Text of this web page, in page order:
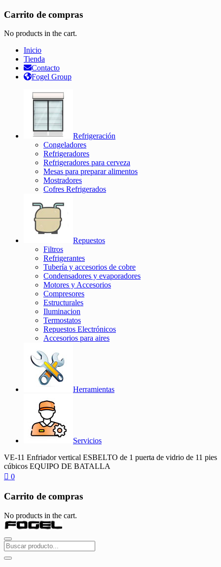
Carrito de compras
No products in the cart.
Inicio
Tienda
Contacto
Fogel Group
Refrigeración
Congeladores
Refrigeradores
Refrigeradores para cerveza
Mesas para preparar alimentos
Mostradores
Cofres Refrigerados
Repuestos
Filtros
Refrigerantes
Tubería y accesorios de cobre
Condensadores y evaporadores
Motores y Accesorios
Compresores
Estructurales
Iluminacion
Termostatos
Repuestos Electrónicos
Accesorios para aires
Herramientas
Servicios
VE-11 Enfriador vertical ESBELTO de 1 puerta de vidrio de 11 pies
cúbicos EQUIPO DE BATALLA
0
Carrito de compras
No products in the cart.